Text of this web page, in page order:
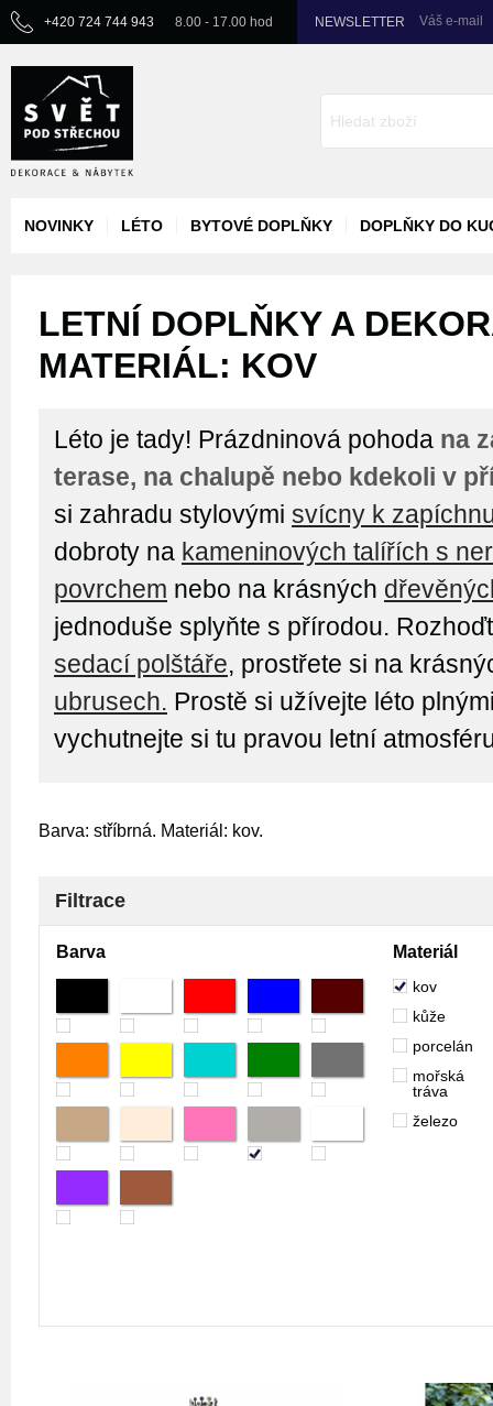
+420 724 744 943 8.00 - 17.00 hod NEWSLETTER Váš e-mail
NOVINKY LÉTO BYTOVÉ DOPLŇKY DOPLŇKY DO
LETNÍ DOPLŇKY A
MATERIÁL: KOV
Léto je tady! Prázdninová pohoda na
terase, na chalupě nebo kdekoli v
si zahradu stylovými svícny k
dobroty na kameninových talířích s
povrchem nebo na krásných
jednoduše splyňte s přírodou.
sedací polštáře, prostřete si na
ubrusech. Prostě si užívejte léto
vychutnejte si tu pravou letní
Barva: stříbrná. Materiál: kov.
Filtrace
Barva Materiál
kov
kůže
porcelán
mořská
tráva
železo